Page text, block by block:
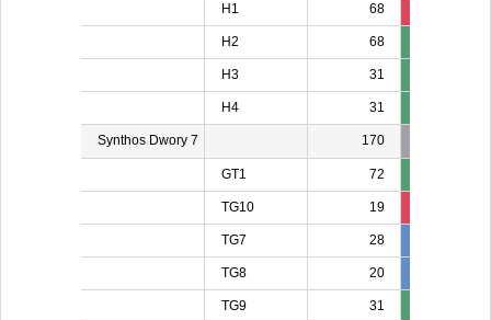
H1 68
H2 68
H3 31
H4 31
Synthos Dwory 7 170
GT1 72
TG10 19
TG7 28
TG8 20
TG9 31